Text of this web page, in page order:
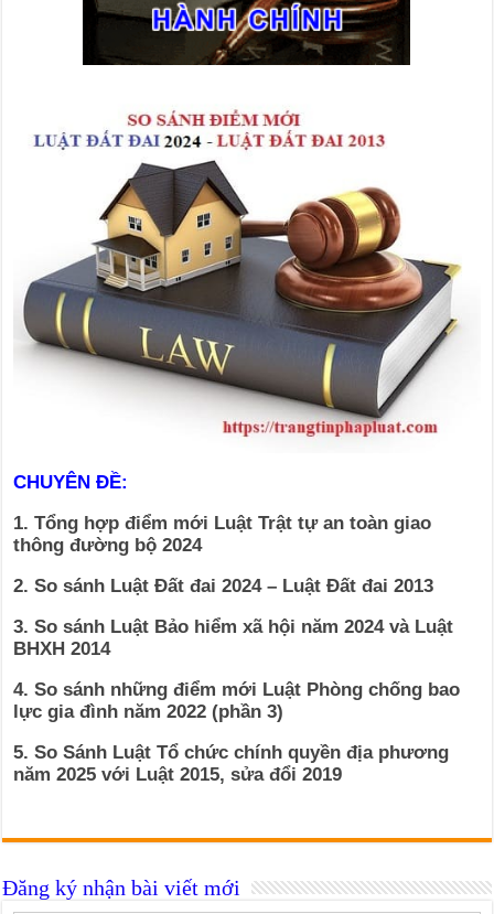
CHUYÊN ĐỀ:
1. Tổng hợp điểm mới Luật Trật tự an toàn giao
thông đường bộ 2024
2. So sánh Luật Đất đai 2024 – Luật Đất đai 2013
3. So sánh Luật Bảo hiểm xã hội năm 2024 và Luật
BHXH 2014
4. So sánh những điểm mới Luật Phòng chống bao
lực gia đình năm 2022 (phần 3)
5. So Sánh Luật Tổ chức chính quyền địa phương
năm 2025 với Luật 2015, sửa đổi 2019
Đăng ký nhận bài viết mới